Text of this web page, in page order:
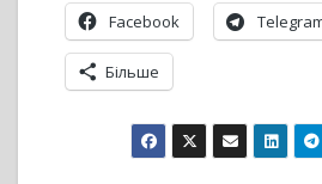
Facebook
Більше